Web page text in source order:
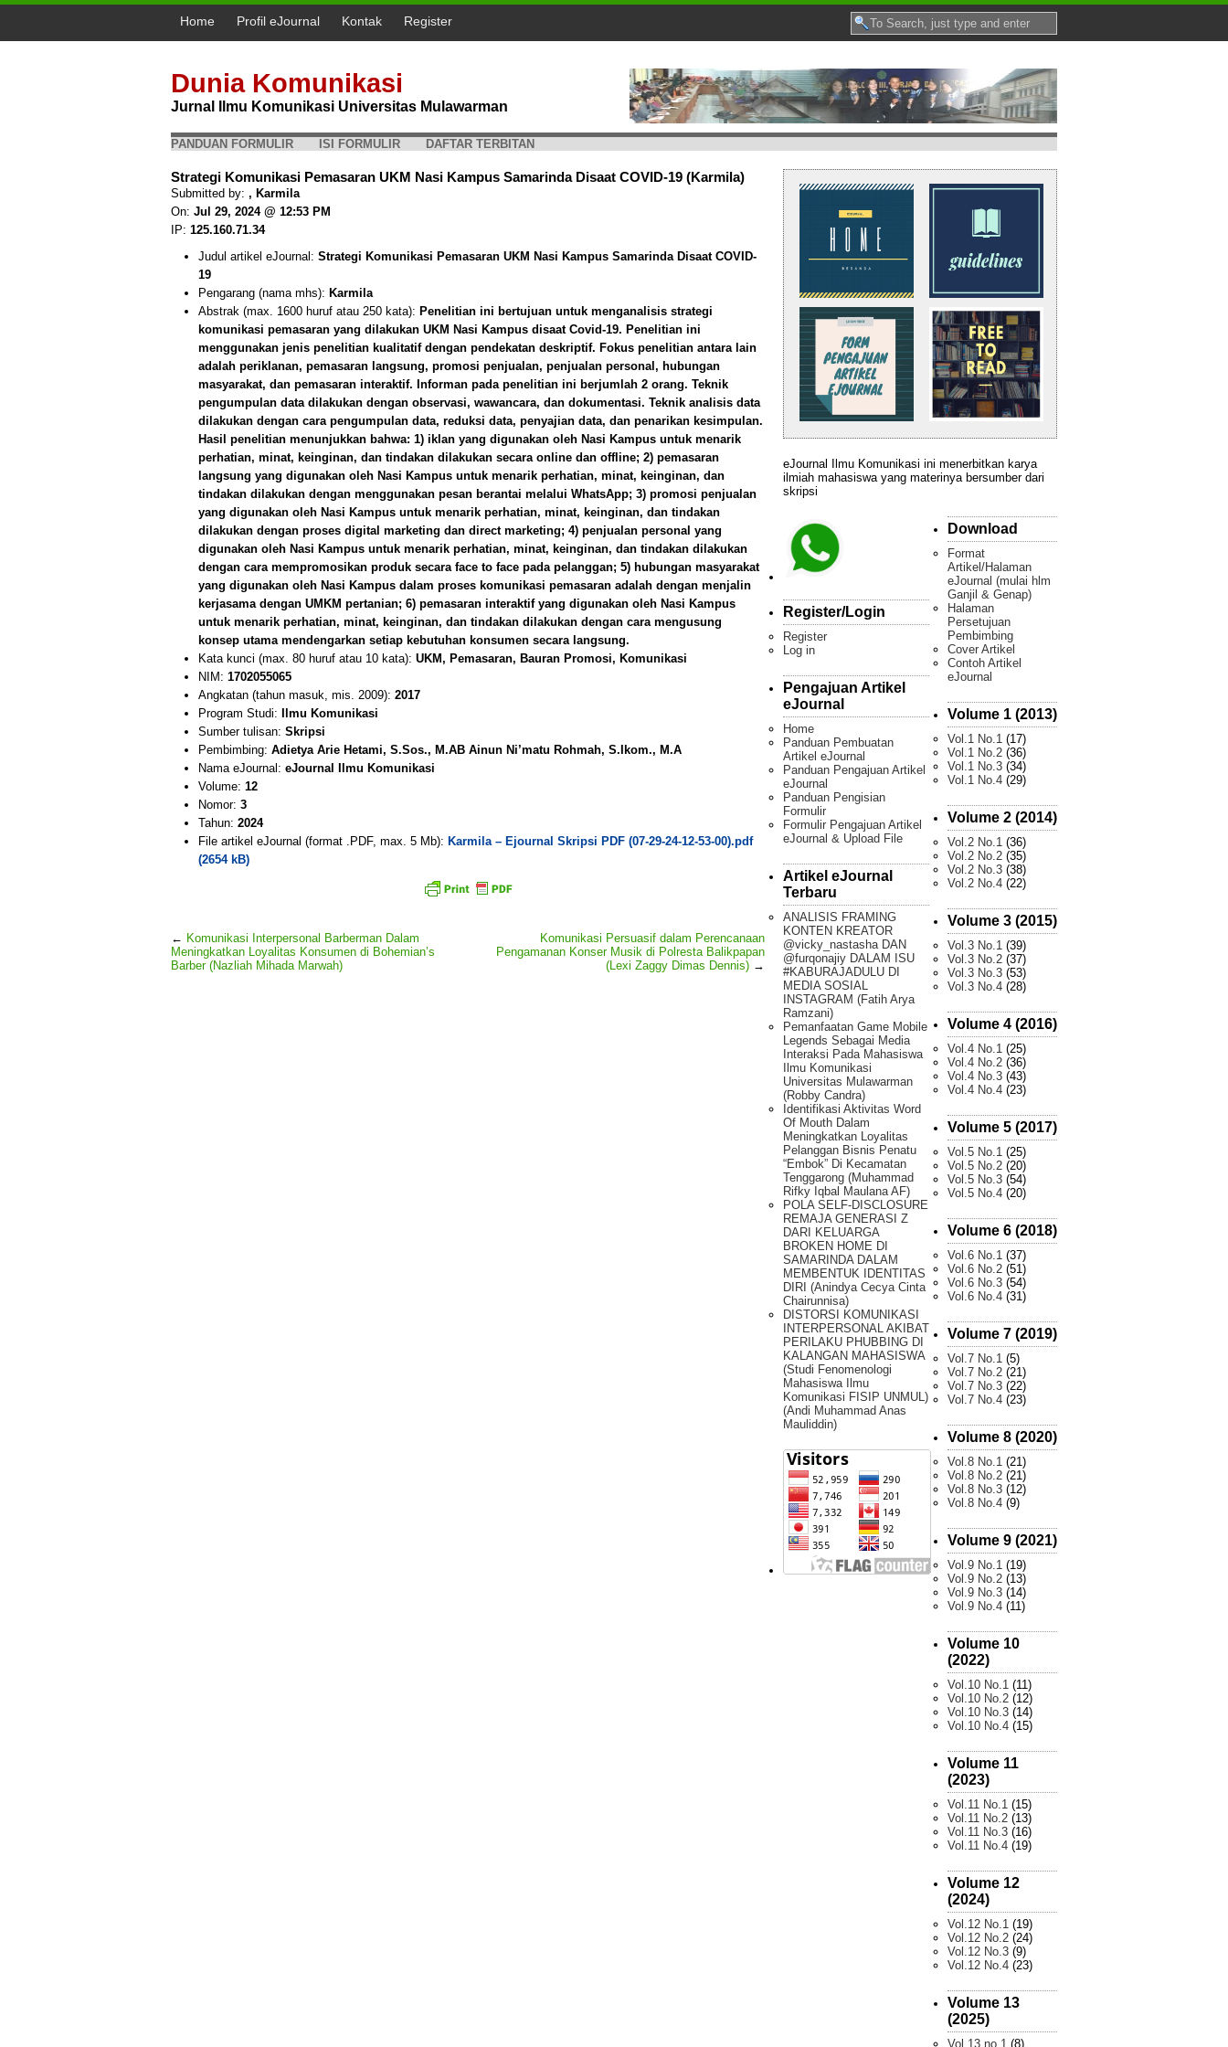
Home Profil eJournal Kontak Register
Dunia Komunikasi
Jurnal Ilmu Komunikasi Universitas Mulawarman
PANDUAN FORMULIR ISI FORMULIR DAFTAR TERBITAN
Strategi Komunikasi Pemasaran UKM Nasi Kampus Samarinda Disaat COVID-19 (Karmila)
Submitted by: , Karmila
On: Jul 29, 2024 @ 12:53 PM
IP: 125.160.71.34
Judul artikel eJournal: Strategi Komunikasi Pemasaran UKM Nasi Kampus Samarinda Disaat COVID-
19
Pengarang (nama mhs): Karmila
Abstrak (max. 1600 huruf atau 250 kata): Penelitian ini bertujuan untuk menganalisis strategi
komunikasi pemasaran yang dilakukan UKM Nasi Kampus disaat Covid-19. Penelitian ini
menggunakan jenis penelitian kualitatif dengan pendekatan deskriptif. Fokus penelitian antara lain
adalah periklanan, pemasaran langsung, promosi penjualan, penjualan personal, hubungan
masyarakat, dan pemasaran interaktif. Informan pada penelitian ini berjumlah 2 orang. Teknik
pengumpulan data dilakukan dengan observasi, wawancara, dan dokumentasi. Teknik analisis data
dilakukan dengan cara pengumpulan data, reduksi data, penyajian data, dan penarikan kesimpulan.
Hasil penelitian menunjukkan bahwa: 1) iklan yang digunakan oleh Nasi Kampus untuk menarik
perhatian, minat, keinginan, dan tindakan dilakukan secara online dan offline; 2) pemasaran
langsung yang digunakan oleh Nasi Kampus untuk menarik perhatian, minat, keinginan, dan
tindakan dilakukan dengan menggunakan pesan berantai melalui WhatsApp; 3) promosi penjualan
yang digunakan oleh Nasi Kampus untuk menarik perhatian, minat, keinginan, dan tindakan
dilakukan dengan proses digital marketing dan direct marketing; 4) penjualan personal yang
digunakan oleh Nasi Kampus untuk menarik perhatian, minat, keinginan, dan tindakan dilakukan
dengan cara mempromosikan produk secara face to face pada pelanggan; 5) hubungan masyarakat
yang digunakan oleh Nasi Kampus dalam proses komunikasi pemasaran adalah dengan menjalin
kerjasama dengan UMKM pertanian; 6) pemasaran interaktif yang digunakan oleh Nasi Kampus
untuk menarik perhatian, minat, keinginan, dan tindakan dilakukan dengan cara mengusung
konsep utama mendengarkan setiap kebutuhan konsumen secara langsung.
Kata kunci (max. 80 huruf atau 10 kata): UKM, Pemasaran, Bauran Promosi, Komunikasi
NIM: 1702055065
Angkatan (tahun masuk, mis. 2009): 2017
Program Studi:
Ilmu Komunikasi
Sumber tulisan: Skripsi
Pembimbing: Adietya Arie Hetami, S.Sos., M.AB Ainun Ni’matu Rohmah, S.Ikom., M.A
Nama eJournal: eJournal Ilmu Komunikasi
Volume: 12
Nomor: 3
Tahun: 2024
File artikel eJournal (format .PDF, max. 5 Mb): Karmila – Ejournal Skripsi PDF (07-29-24-12-53-00).pdf
(2654 kB)
← Komunikasi Interpersonal Barberman Dalam
Meningkatkan Loyalitas Konsumen di Bohemian’s
Barber (Nazliah Mihada Marwah)
Komunikasi Persuasif dalam Perencanaan
Pengamanan Konser Musik di Polresta Balikpapan
(Lexi Zaggy Dimas Dennis) →
eJournal Ilmu Komunikasi ini menerbitkan karya
ilmiah mahasiswa yang materinya bersumber dari
skripsi
Register/Login
Register
Log in
Pengajuan Artikel
eJournal
Home
Panduan Pembuatan
Artikel eJournal
Panduan Pengajuan Artikel
eJournal
Panduan Pengisian
Formulir
Formulir Pengajuan Artikel
eJournal & Upload File
Artikel eJournal
Terbaru
ANALISIS FRAMING
KONTEN KREATOR
@vicky_nastasha DAN
@furqonajiy DALAM ISU
#KABURAJADULU DI
MEDIA SOSIAL
INSTAGRAM (Fatih Arya
Ramzani)
Pemanfaatan Game Mobile
Legends Sebagai Media
Interaksi Pada Mahasiswa
Ilmu Komunikasi
Universitas Mulawarman
(Robby Candra)
Identifikasi Aktivitas Word
Of Mouth Dalam
Meningkatkan Loyalitas
Pelanggan Bisnis Penatu
“Embok” Di Kecamatan
Tenggarong (Muhammad
Rifky Iqbal Maulana AF)
POLA SELF-DISCLOSURE
REMAJA GENERASI Z
DARI KELUARGA
BROKEN HOME DI
SAMARINDA DALAM
MEMBENTUK IDENTITAS
DIRI (Anindya Cecya Cinta
Chairunnisa)
DISTORSI KOMUNIKASI
INTERPERSONAL AKIBAT
PERILAKU PHUBBING DI
KALANGAN MAHASISWA
(Studi Fenomenologi
Mahasiswa Ilmu
Komunikasi FISIP UNMUL)
(Andi Muhammad Anas
Mauliddin)
Download
Format
Artikel/Halaman
eJournal (mulai hlm
Ganjil & Genap)
Halaman
Persetujuan
Pembimbing
Cover Artikel
Contoh Artikel
eJournal
Volume 1 (2013)
Vol.1 No.1 (17)
Vol.1 No.2 (36)
Vol.1 No.3 (34)
Vol.1 No.4 (29)
Volume 2 (2014)
Vol.2 No.1 (36)
Vol.2 No.2 (35)
Vol.2 No.3 (38)
Vol.2 No.4 (22)
Volume 3 (2015)
Vol.3 No.1 (39)
Vol.3 No.2 (37)
Vol.3 No.3 (53)
Vol.3 No.4 (28)
Volume 4 (2016)
Vol.4 No.1 (25)
Vol.4 No.2 (36)
Vol.4 No.3 (43)
Vol.4 No.4 (23)
Volume 5 (2017)
Vol.5 No.1 (25)
Vol.5 No.2 (20)
Vol.5 No.3 (54)
Vol.5 No.4 (20)
Volume 6 (2018)
Vol.6 No.1 (37)
Vol.6 No.2 (51)
Vol.6 No.3 (54)
Vol.6 No.4 (31)
Volume 7 (2019)
Vol.7 No.1 (5)
Vol.7 No.2 (21)
Vol.7 No.3 (22)
Vol.7 No.4 (23)
Volume 8 (2020)
Vol.8 No.1 (21)
Vol.8 No.2 (21)
Vol.8 No.3 (12)
Vol.8 No.4 (9)
Volume 9 (2021)
Vol.9 No.1 (19)
Vol.9 No.2 (13)
Vol.9 No.3 (14)
Vol.9 No.4 (11)
Volume 10
(2022)
Vol.10 No.1 (11)
Vol.10 No.2 (12)
Vol.10 No.3 (14)
Vol.10 No.4 (15)
Volume 11
(2023)
Vol.11 No.1 (15)
Vol.11 No.2 (13)
Vol.11 No.3 (16)
Vol.11 No.4 (19)
Volume 12
(2024)
Vol.12 No.1 (19)
Vol.12 No.2 (24)
Vol.12 No.3 (9)
Vol.12 No.4 (23)
Volume 13
(2025)
Vol.13 no.1 (8)